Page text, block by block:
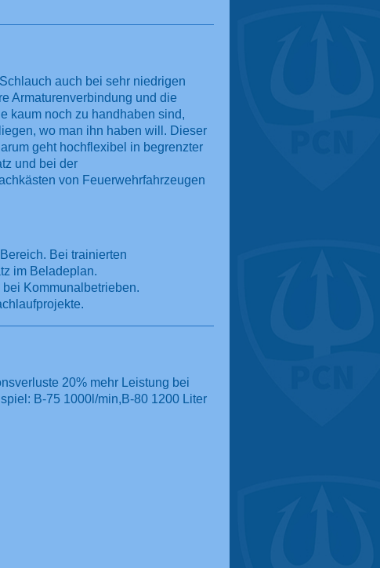
auch bei sehr niedrigen
Armaturenverbindung und die
kaum noch zu handhaben sind,
wo man ihn haben will. Dieser
geht hochflexibel in begrenzter
und bei der
von Feuerwehrfahrzeugen
Bei trainierten
im Beladeplan.
Kommunalbetrieben.
20% mehr Leistung bei
B-75 1000l/min,B-80 1200 Liter